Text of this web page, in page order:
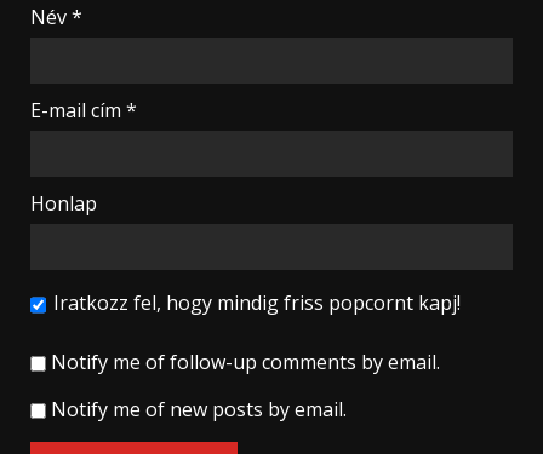
Név*
E-mail cím *
Honlap
Iratkozz fel, hogy mindig friss popcornt kapj!
Notify me of follow-up comments by email.
Notify me of new posts by email.